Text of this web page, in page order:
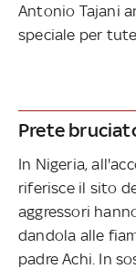
Antonio Tajani
speciale per
Prete
In Nigeria,
riferisce il sito
aggressori
dandola alle
padre Achi. In